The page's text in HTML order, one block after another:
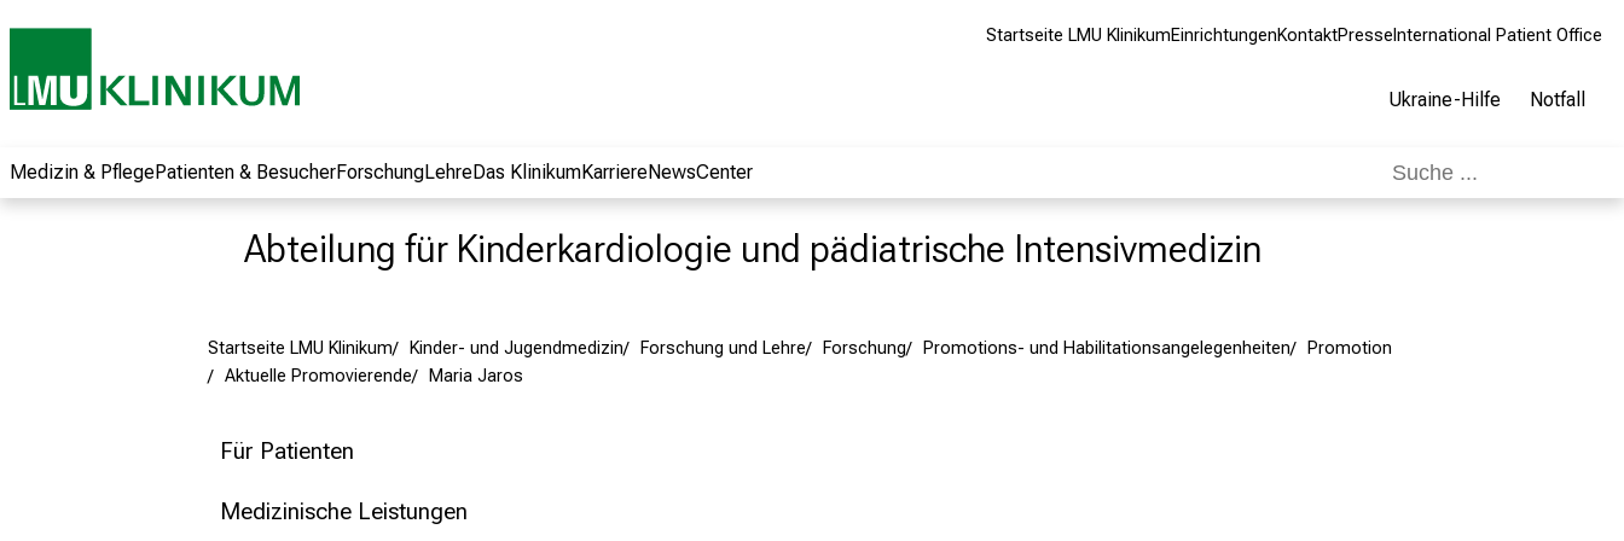
Startseite LMU KlinikumEinrichtungenKontaktPresse International Patient Office
Ukraine-Hilfe Notfall
Medizin & PflegePatienten & BesucherForschungLehreDas KlinikumKarriereNewsCenter
Abteilung für Kinderkardiologie und pädiatrische Intensivmedizin
Startseite LMU Klinikum Kinder- und Jugendmedizin Forschung und Lehre Forschung Promotions- und Habilitationsangelegenheiten
Promotion
Aktuelle Promovierende
Maria Jaros
Für Patienten
Medizinische Leistungen
Informationen zu
Jobs, Ausbildungen
Weiterbildungen.
Kommen Sie
Pflegewissenschaft
unverbindlich und